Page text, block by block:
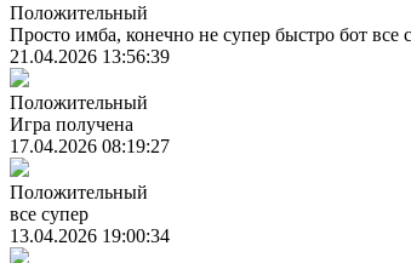
Положительный
Просто имба, конечно не супер быстро бот все
21.04.2026 13:56:39
Положительный
Игра получена
17.04.2026 08:19:27
Положительный
все супер
13.04.2026 19:00:34